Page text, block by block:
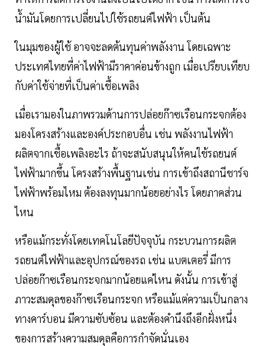
นํ้ามันโดยการเปลี่ยนไปใช้รถยนต์ไฟฟ้า เป็นต้น
ในมุมของผู้ใช้ อาจจะลดต้นทุนค่าพลังงาน โดยเฉพาะ
ประเทศไทยที่ค่าไฟฟ้ามีราคาค่อนข้างถูก เมื่อเปรียบเทียบ
กับค่าใช้จ่ายที่เป็นค่าเชื้อเพลิง
เมื่อเรามองในภาพรวมด้านการปล่อยก๊าซเรือนกระจกต้อง
มองโครงสร้างและองค์ประกอบอื่น เช่น พลังงานไฟฟ้า
ผลิตจากเชื้อเพลิงอะไร ถ้าจะสนับสนุนให้คนใช้รถยนต์
ไฟฟ้ามากขึ้น โครงสร้างพื้นฐานเช่น การเข้าถึงสถานีชาร์จ
ไฟฟ้าพร้อมไหม ต้องลงทุนมากน้อยอย่างไร โดยภาคส่วน
ไหน
หรือแม้กระทั่งโดยเทคโนโลยีปัจจุบัน กระบวนการผลิต
รถยนต์ไฟฟ้าและอุปกรณ์ของรถ เช่น แบตเตอรี่ มีการ
ปล่อยก๊าซเรือนกระจกมากน้อยแค่ไหน ดังนั้น การเข้าสู่
ภาวะสมดุลของก๊าซเรือนกระจก หรือแม้แต่ความเป็นกลาง
ทางคาร์บอน มีความซับซ้อน และต้องคำนึงถึงอีกฝั่งหนึ่ง
ของการสร้างความสมดุลคือการกำจัดนั่นเอง